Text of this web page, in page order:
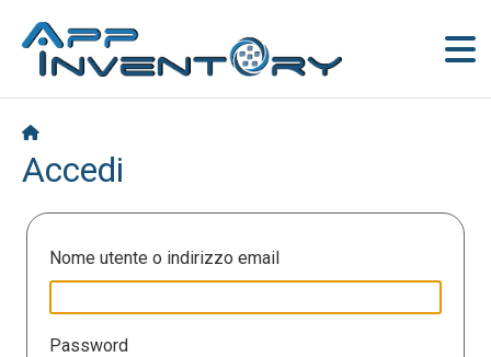
Accedi
Nome utente o indirizzo email
Password